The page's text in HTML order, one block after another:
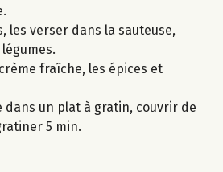
les verser dans la sauteuse,
fraîche, les épices et
dans un plat à gratin, couvrir de
5 min.